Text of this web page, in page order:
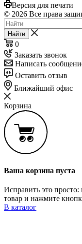
Версия для печати
© 2026 Все права
Найти
0
Заказать звонок
Написать
Оставить отзыв
Ближайший офис
Корзина
Ваша корзина пуста
Исправить это
товар и нажмите
В каталог